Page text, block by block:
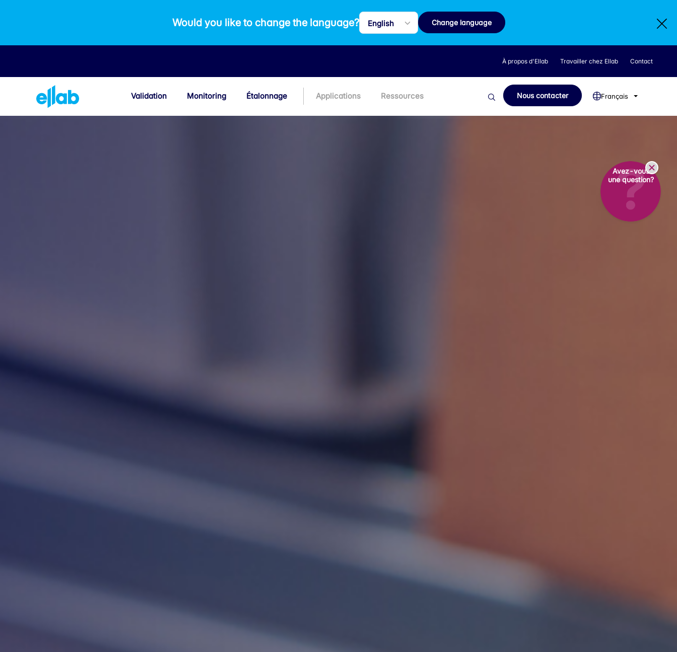
Would you like to change the language? Change language
À propos d'Ellab Travailler chez Ellab Contact
Validation Monitoring Étalonnage Applications Ressources Nous contacter Français
Avez-vous
une question?